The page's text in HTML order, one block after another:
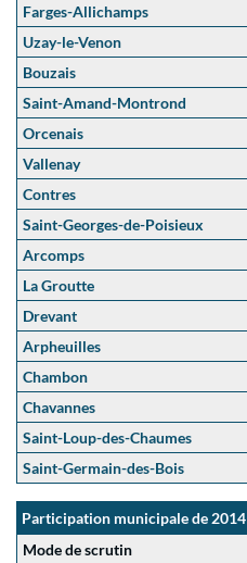
Farges-Allichamps
Uzay-le-Venon
Bouzais
Saint-Amand-Montrond
Orcenais
Vallenay
Contres
Saint-Georges-de-Poisieux
Arcomps
La Groutte
Drevant
Arpheuilles
Chambon
Chavannes
Saint-Loup-des-Chaumes
Saint-Germain-des-Bois
Participation municipale de 2014
Mode de scrutin